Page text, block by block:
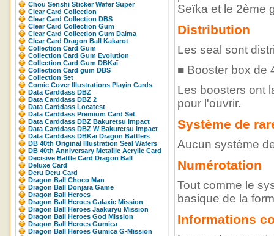
Chou Senshi Sticker Wafer Super
Clear Card Collection
Clear Card Collection DBS
Clear Card Collection Gum
Clear Card Collection Gum Daima
Clear Card Dragon Ball Kakarot
Collection Card Gum
Collection Card Gum Evolution
Collection Card Gum DBKaï
Collection Card gum DBS
Collection Set
Comic Cover Illustrations Playin Cards
Data Carddass DBZ
Data Carddass DBZ 2
Data Carddass Locatest
Data Carddass Premium Card Set
Data Carddass DBZ Bakuretsu Impact
Data Carddass DBZ W Bakuretsu Impact
Data Carddass DBKaï Dragon Battlers
DB 40th Original Illustration Seal Wafers
DB 40th Anniversary Metallic Acrylic Card
Decisive Battle Card Dragon Ball
Deluxe Card
Deru Deru Card
Dragon Ball Choco Man
Dragon Ball Donjara Game
Dragon Ball Heroes
Dragon Ball Heroes Galaxie Mission
Dragon Ball Heroes Jaakuryu Mission
Dragon Ball Heroes God Mission
Dragon Ball Heroes Gumica
Dragon Ball Heroes Gumica G-Mission
Seïka et le 2ème
Distribution
Les seal sont
■ Booster box de
Les boosters ont
pour l'ouvrir.
Système de
Aucun système
Numérotation
Tout comme le
basique de la
Informations